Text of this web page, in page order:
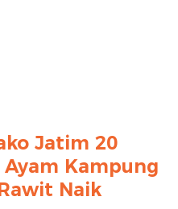
Jatim 20
Kampung
Naik